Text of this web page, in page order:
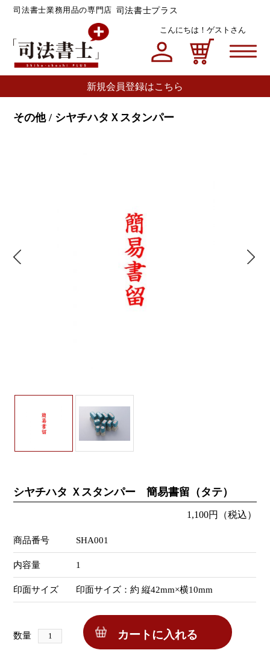
司法書士業務用品の専門店 司法書士プラス
こんにちは！ ゲストさん
マイページ カート
新規会員登録はこちら
その他 / シヤチハタＸスタンパー
シヤチハタ Ｘスタンパー 簡易書留（タテ）
1,100円（税込）
商品番号 SHA001
内容量 1
印面サイズ 印面サイズ：約 縦42mm×横10mm
数量